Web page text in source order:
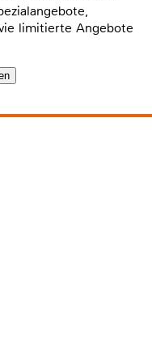
limitierte Angebote